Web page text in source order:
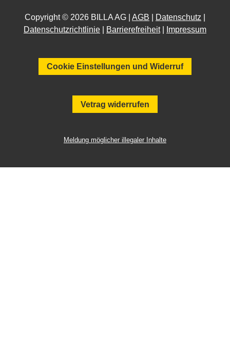
Copyright © 2026 BILLA AG | AGB Datenschutz
Datenschutzrichtlinie
Barrierefreiheit| Impressum
Cookie Einstellungen und Widerruf
Vetrag widerrufen
Meldung möglicher illegaler Inhalte